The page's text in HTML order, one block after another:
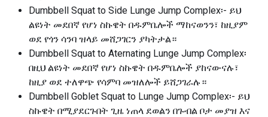
Dumbbell Squat to Side Lunge Jump Complex፡- ይህ
ልዩነት መደበኛ የሆነ ስኩዌት በዱምቤሎች ማከናወንን፣ ከዚያም
ወደ የጎን ሳንባ ዝላይ መሸጋገርን ያካትታል።
Dumbbell Squat to Aternating Lunge Jump Complex፡
በዚህ ልዩነት መደበኛ የሆነ ስኩዌት በዱምቤሎች ያከናውናሉ፣
ከዚያ ወደ ተለዋጭ የሳምባ መዝለሎች ይሸጋገራሉ።
Dumbbell Goblet Squat to Lunge Jump Complex፡- ይህ
ስኩዌት በሚያደርጉበት ጊዜ ነጠላ ደወልን በጉብል ቦታ መያዝ እና